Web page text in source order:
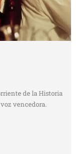
de la Historia
vencedora.